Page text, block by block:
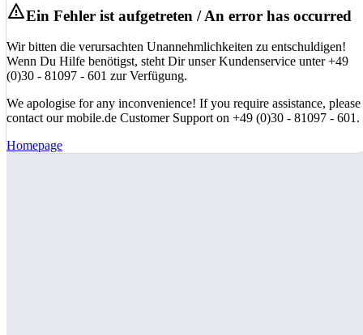
Ein Fehler ist aufgetreten / An error has occurred
Wir bitten die verursachten Unannehmlichkeiten zu entschuldigen!
Wenn Du Hilfe benötigst, steht Dir unser Kundenservice unter +49
(0)30 - 81097 - 601 zur Verfügung.
We apologise for any inconvenience! If you require assistance, please
contact our mobile.de Customer Support on +49 (0)30 - 81097 - 601.
Homepage